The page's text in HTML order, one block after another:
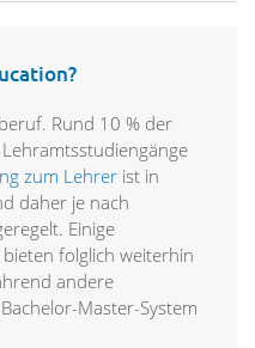
Rund 10 % der
zum Lehrer ist in
daher je nach
Einige
folglich weiterhin
andere
Master-System